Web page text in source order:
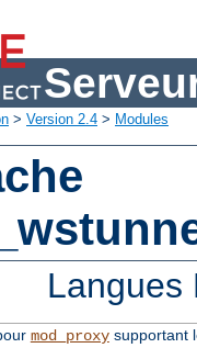
> Version 2.4 > Modules
mod_proxysupportant